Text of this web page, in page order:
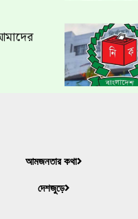
আমজনতার কথা
দেশজুড়ে